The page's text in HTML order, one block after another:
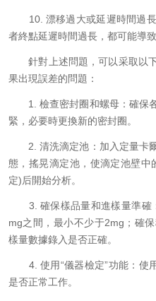
10. 漂移過大或延遲時間過長
者終點延遲時間過長，都可能導
針對上述問題，可以采取以下
果出現誤差的問題：
1. 檢查密封圈和螺母：確保各
緊，必要時更換新的密封圈。
2. 清洗滴定池：加入定量卡
態，搖晃滴定池，使滴定池壁
定)后開始分析。
3. 確保樣品量和進樣量準確
mg之間，最小不少于2mg；確
樣量數據錄入是否正確。
4. 使用“儀器檢定”功能：使用
是否正常工作。